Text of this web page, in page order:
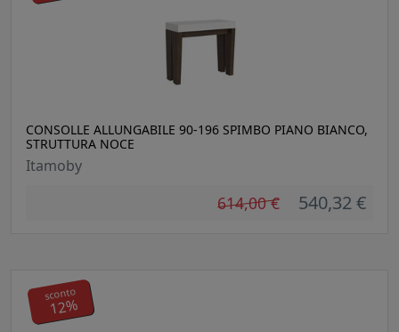
CONSOLLE ALLUNGABILE 90-196 SPIMBO PIANO BIANCO,
STRUTTURA NOCE
Itamoby
614,00 € 540,32 €
sconto
12%